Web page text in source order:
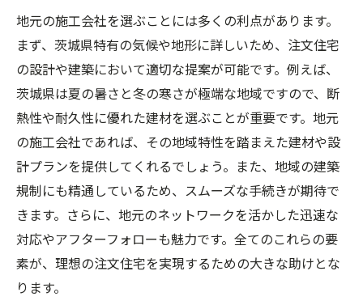
地元の施工会社を選ぶことには多くの利点があります。
まず、茨城県特有の気候や地形に詳しいため、注文住宅
の設計や建築において適切な提案が可能です。例えば、
茨城県は夏の暑さと冬の寒さが極端な地域ですので、断
熱性や耐久性に優れた建材を選ぶことが重要です。地元
の施工会社であれば、その地域特性を踏まえた建材や設
計プランを提供してくれるでしょう。また、地域の建築
規制にも精通しているため、スムーズな手続きが期待で
きます。さらに、地元のネットワークを活かした迅速な
対応やアフターフォローも魅力です。全てのこれらの要
素が、理想の注文住宅を実現するための大きな助けとな
ります。